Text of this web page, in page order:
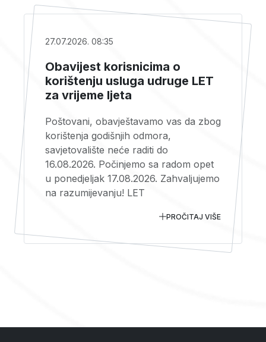
27.07.2026. 08:35
Obavijest korisnicima o
korištenju usluga udruge LET
za vrijeme ljeta
Poštovani, obavještavamo vas da zbog
korištenja godišnjih odmora,
savjetovalište neće raditi do
16.08.2026. Počinjemo sa radom opet
u ponedjeljak 17.08.2026. Zahvaljujemo
na razumijevanju! LET
PROČITAJ VIŠE